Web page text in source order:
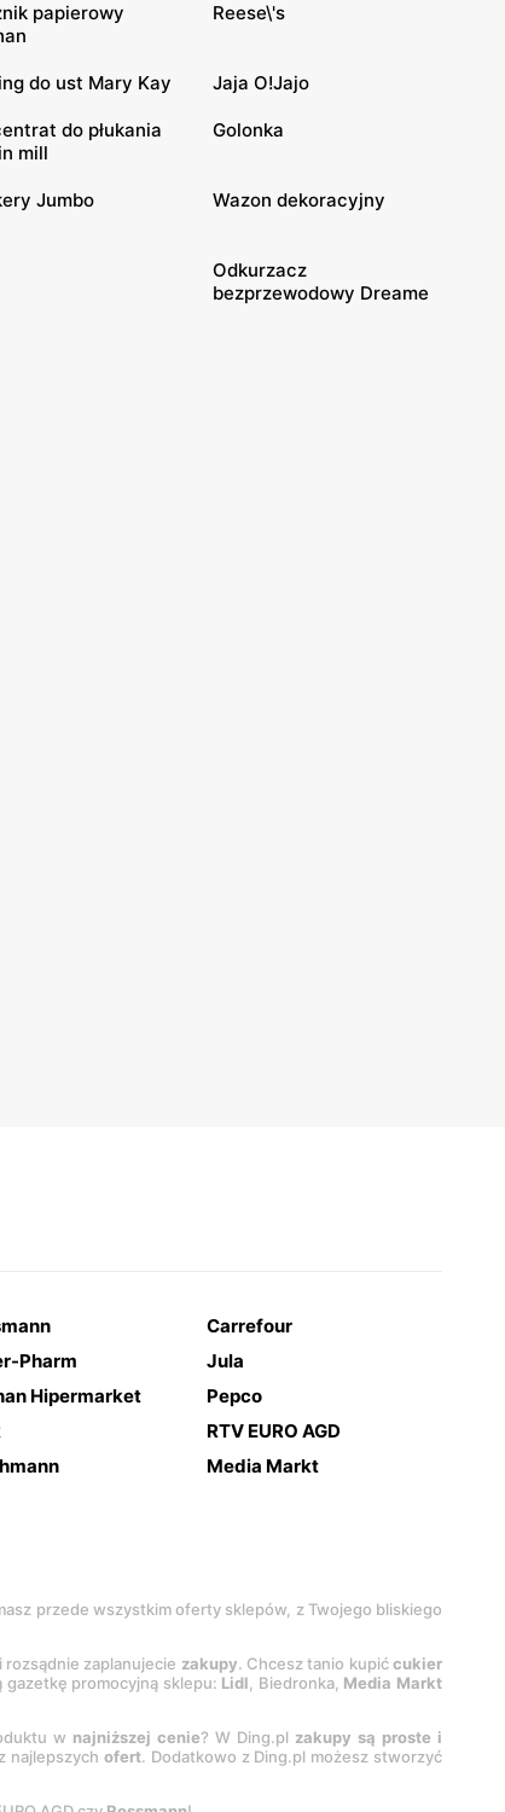
papierowy
Reese\'s
do ust Mary Kay Jaja O!Jajo
do płukania
mill
Golonka
Jumbo Wazon dekoracyjny
Odkurzacz
bezprzewodowy Dreame
Carrefour
Pharm
Jula
Hipermarket
Pepco
RTV EURO AGD
Media Markt
przede wszystkim oferty sklepów, z Twojego bliskiego
zaplanujecie zakupy. Chcesz tanio kupićcukier
promocyjną sklepu: Lidl, Biedronka, Media Markt
w najniższej cenie? W Ding.pl zakupy są proste i
najlepszychofert. Dodatkowo z Ding.pl możesz stworzyć